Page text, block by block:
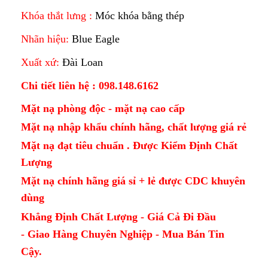
Khóa thắt lưng : Móc khóa bằng thép
Nhãn hiệu: Blue Eagle
Xuất xứ: Đài Loan
Chi tiết liên hệ : 098.148.6162
Mặt nạ phòng độc - mặt nạ cao cấp
Mặt nạ nhập khẩu chính hãng, chất lượng giá rẻ
Mặt nạ đạt tiêu chuẩn . Được Kiểm Định Chất
Lượng
Mặt nạ chính hãng giá sỉ + lẻ được CDC khuyên
dùng
Khẳng Định Chất Lượng - Giá Cả Đi Đầu
- Giao Hàng Chuyên Nghiệp - Mua Bán Tin
Cậy.